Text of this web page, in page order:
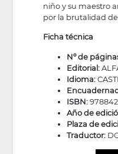
niño y su maestro
por la brutalidad de
Ficha técnica
Nº de
Editorial:
Idioma:
ISBN:
Año de
Plaza de
Traductor: